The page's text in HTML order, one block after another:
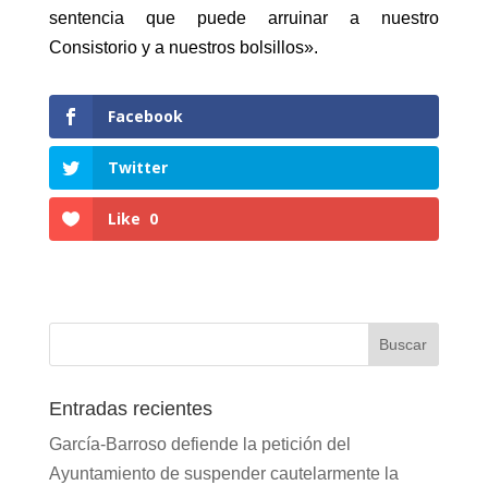
sentencia que puede arruinar a nuestro
Consistorio y a nuestros bolsillos».
Facebook
Twitter
Like 0
Entradas recientes
García-Barroso defiende la petición del
Ayuntamiento de suspender cautelarmente la